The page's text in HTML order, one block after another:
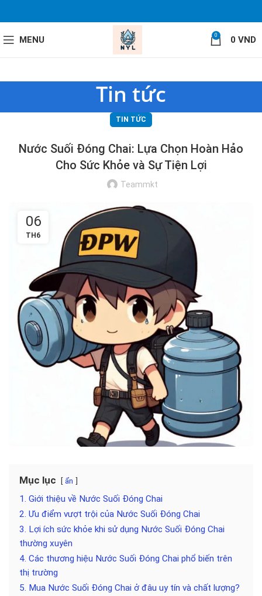
MENU 0 0 VND
Tin tức
TIN TỨC
Nước Suối Đóng Chai: Lựa Chọn Hoàn Hảo
Cho Sức Khỏe và Sự Tiện Lợi
Teammkt
06
TH6
Mục lục ẩn
1. Giới thiệu về Nước Suối Đóng Chai
2. Ưu điểm vượt trội của Nước Suối Đóng Chai
3. Lợi ích sức khỏe khi sử dụng Nước Suối Đóng Chai
thường xuyên
4. Các thương hiệu Nước Suối Đóng Chai phổ biến trên
thị trường
5. Mua Nước Suối Đóng Chai ở đâu uy tín và chất lượng?